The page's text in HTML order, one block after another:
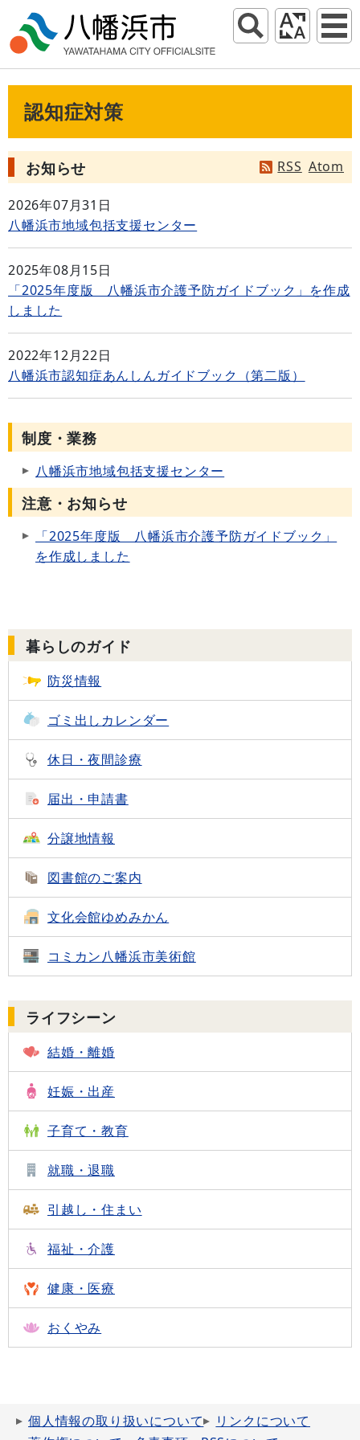
認知症対策
お知らせ RSS Atom
2026年07月31日
八幡浜市地域包括支援センター
2025年08月15日
「2025年度版 八幡浜市介護予防ガイドブック」を作成
しました
2022年12月22日
八幡浜市認知症あんしんガイドブック（第二版）
制度・業務
八幡浜市地域包括支援センター
注意・お知らせ
「2025年度版 八幡浜市介護予防ガイドブック」
を作成しました
暮らしのガイド
防災情報
ゴミ出し カレンダー
休日・夜間診療
届出・申請書
分譲地情報
図書館のご案内
文化会館ゆめみかん
コミカン八幡浜市美術館
ライフシーン
結婚・離婚
妊娠・出産
子育て・教育
就職・退職
引越し・住まい
福祉・介護
健康・医療
おくやみ
個人情報の取り扱いについて
リンクについて